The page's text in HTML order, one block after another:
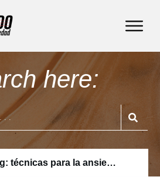
here:
Tag: técnicas para la ansiedad en vuelos.